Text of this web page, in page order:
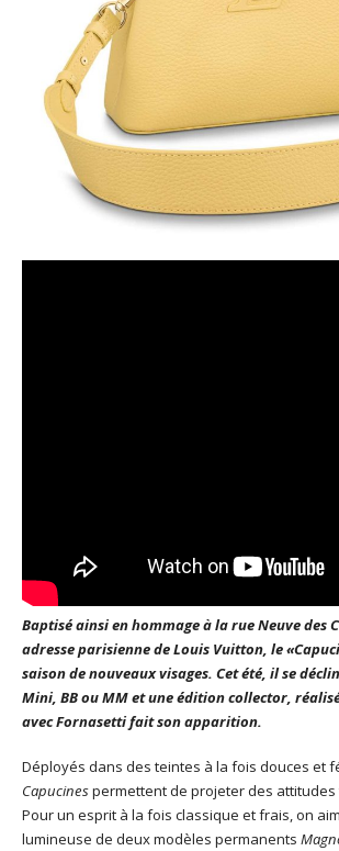
Baptisé ainsi en hommage à la rue Neuve des
adresse parisienne de Louis Vuitton, le
saison de nouveaux visages. Cet été, il se
Mini, BB ou MM et une édition collector,
avec Fornasetti fait son apparition.
Déployés dans des teintes à la fois douces et
Capucinespermettent de projeter des
Pour un esprit à la fois classique et frais, on
lumineuse de deux modèles permanents